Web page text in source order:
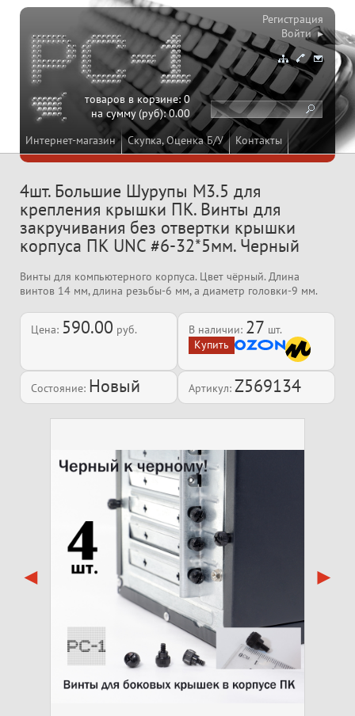
Интернет-магазин Скупка, Оценка Б/У Контакты
товаров в корзине:0
на сумму (руб):0.00
Регистрация
Войти ▸
4шт. Большие Шурупы M3.5 для
крепления крышки ПК. Винты для
закручивания без отвертки крышки
корпуса ПК UNC #6-32*5мм. Черный
Винты для компьютерного корпуса. Цвет чёрный. Длина
винтов 14 мм, длина резьбы-6 мм, а диаметр головки-9 мм.
Цена: 590.00 руб. В наличии: 27 шт.
Состояние: Новый Артикул: Z569134